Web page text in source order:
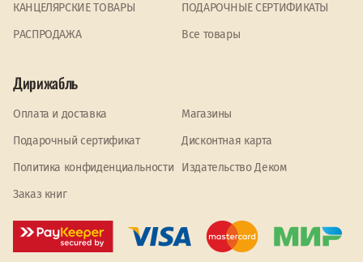
КАНЦЕЛЯРСКИЕ ТОВАРЫ
ПОДАРОЧНЫЕ СЕРТИФИКАТЫ
PАСПРОДАЖА
Все товары
Дирижабль
Оплата и доставка
Магазины
Подарочный сертификат
Дисконтная карта
Политика конфиденциальности
Издательство Деком
Заказ книг